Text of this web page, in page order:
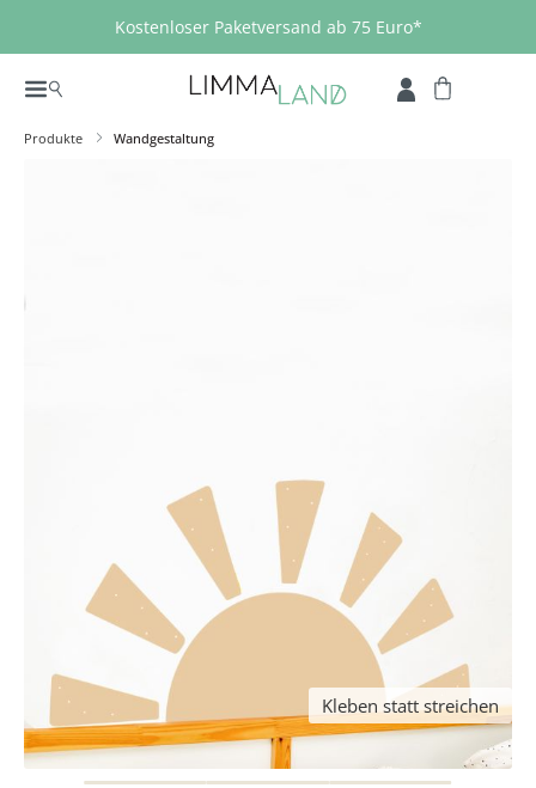
Zum Hauptinhalt springen
Kostenloser Paketversand ab 75 Euro*
Produkte Wandgestaltung
Kleben statt streichen